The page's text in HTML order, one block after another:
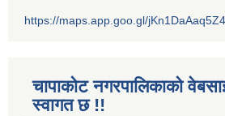
https://maps.app.goo.gl/
चापाकोट नगरपालिकाको
स्वागत छ !!